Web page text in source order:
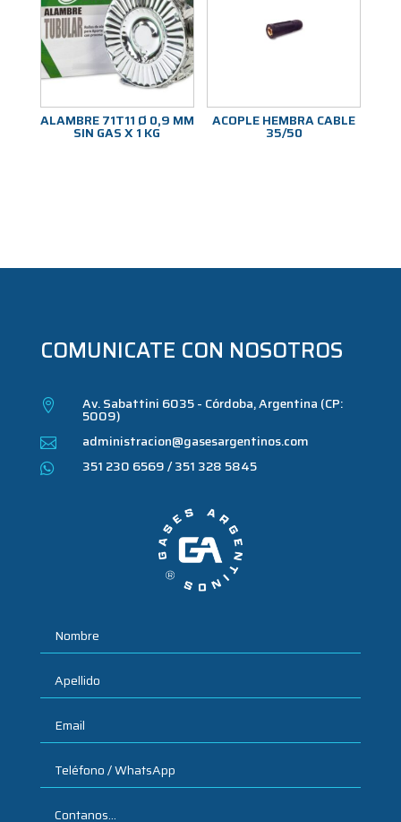
ALAMBRE 71T11 Ø 0,9 MM
SIN GAS X 1 KG
ACOPLE HEMBRA CABLE
35/50
COMUNICATE CON NOSOTROS
 Av. Sabattini 6035 - Córdoba, Argentina (CP:
5009)
 administracion@gasesargentinos.com
 351 230 6569 / 351 328 5845